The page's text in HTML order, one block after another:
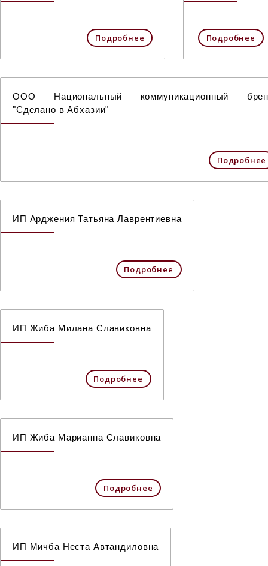
Подробнее Подробнее
ООО Национальный коммуникационный
"Сделано в Абхазии"
Подробнее
ИП Арджения Татьяна Лаврентиевна
Подробнее
ИП Жиба Милана Славиковна
Подробнее
ИП Жиба Марианна Славиковна
Подробнее
ИП Мичба Неста Автандиловна